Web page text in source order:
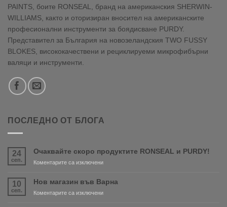
PAINTS, боите RONSEAL, бранд на американския SHERWIN-
WILLIAMS, както и оторизиран вносител на американските
професионални инструменти за боядисване PURDY.
Представител за България на новозеландския TWO FUSSY
BLOKES, висококачествени и рециклируеми микрофибърни
валяци и инструменти.
ПОСЛЕДНО ОТ БЛОГА
24
сеп.
Очаквайте скоро продуктите RONSEAL и PURDY!
Коментарите са изключениза
продуктите
RONSEAL
10
сеп.
Нов магазин във Варна
Коментарите са изключениза